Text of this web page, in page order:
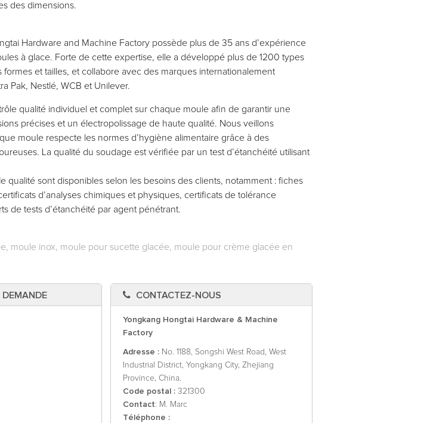
des dimensions.
Hardware and Machine Factory possède plus de 35 ans d’expérience
à glace. Forte de cette expertise, elle a développé plus de 1200 types
et tailles, et collabore avec des marques internationalement
Pak, Nestlé, WCB et Unilever.
qualité individuel et complet sur chaque moule afin de garantir une
précises et un électropolissage de haute qualité. Nous veillons
moule respecte les normes d’hygiène alimentaire grâce à des
La qualité du soudage est vérifiée par un test d’étanchéité utilisant
qualité sont disponibles selon les besoins des clients, notamment : fiches
d’analyses chimiques et physiques, certificats de tolérance
de tests d’étanchéité par agent pénétrant.
moule inox, moule pour sucette glacée, moule pour crème glacée en
DEMANDE CONTACTEZ-NOUS
Yongkang Hongtai Hardware & Machine
Factory
Adresse : No. 1188, Songshi West Road, West
Industrial District, Yongkang City, Zhejiang
Province, China.
Code postal : 321300
Contact: M. Marc
Téléphone :